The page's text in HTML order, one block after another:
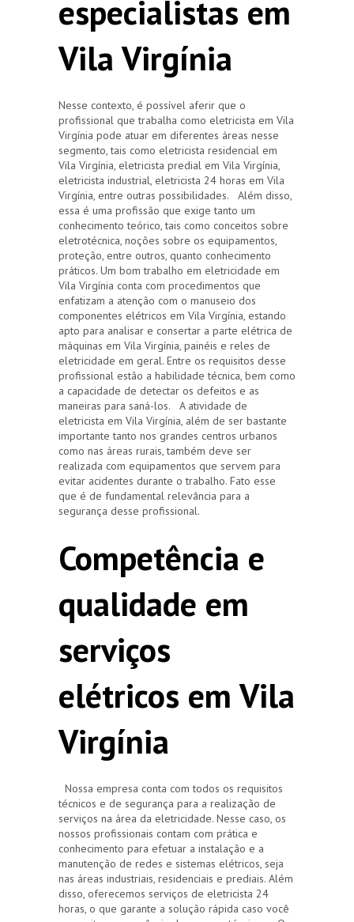
especialistas em
Vila Virgínia
Nesse contexto, é possível aferir que o
profissional que trabalha como eletricista em Vila
Virgínia pode atuar em diferentes áreas nesse
segmento, tais como eletricista residencial em
Vila Virgínia, eletricista predial em Vila Virgínia,
eletricista industrial, eletricista 24 horas em Vila
Virgínia, entre outras possibilidades. Além disso,
essa é uma profissão que exige tanto um
conhecimento teórico, tais como conceitos sobre
eletrotécnica, noções sobre os equipamentos,
proteção, entre outros, quanto conhecimento
práticos. Um bom trabalho em eletricidade em
Vila Virgínia conta com procedimentos que
enfatizam a atenção com o manuseio dos
componentes elétricos em Vila Virgínia, estando
apto para analisar e consertar a parte elétrica de
máquinas em Vila Virgínia, painéis e reles de
eletricidade em geral. Entre os requisitos desse
profissional estão a habilidade técnica, bem como
a capacidade de detectar os defeitos e as
maneiras para saná-los. A atividade de
eletricista em Vila Virgínia, além de ser bastante
importante tanto nos grandes centros urbanos
como nas áreas rurais, também deve ser
realizada com equipamentos que servem para
evitar acidentes durante o trabalho. Fato esse
que é de fundamental relevância para a
segurança desse profissional.
Competência e
qualidade em
serviços
elétricos em Vila
Virgínia
Nossa empresa conta com todos os requisitos
técnicos e de segurança para a realização de
serviços na área da eletricidade. Nesse caso, os
nossos profissionais contam com prática e
conhecimento para efetuar a instalação e a
manutenção de redes e sistemas elétricos, seja
nas áreas industriais, residenciais e prediais. Além
disso, oferecemos serviços de eletricista 24
horas, o que garante a solução rápida caso você